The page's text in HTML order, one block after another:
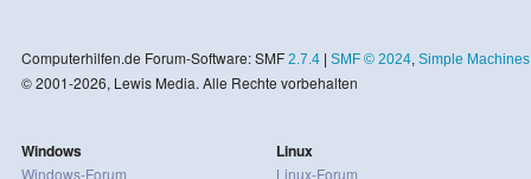
Computerhilfen.de Forum-Software: SMF 2.7.4| SMF © 2024, Simple Machines
© 2001-2026, Lewis Media. Alle Rechte vorbehalten
Windows
Windows-Forum
Linux
Linux-Forum